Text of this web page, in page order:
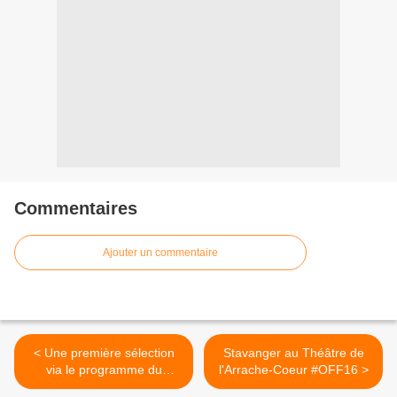
Commentaires
Ajouter un commentaire
< Une première sélection
via le programme du
#OFF16 !
Stavanger au Théâtre de
l'Arrache-Coeur #OFF16 >